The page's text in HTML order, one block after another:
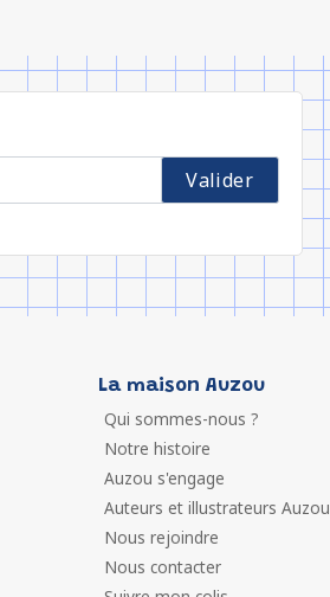
La maison Auzou
Qui sommes-nous ?
Notre histoire
Auzou s'engage
Auteurs et illustrateurs Auzou
Nous rejoindre
Nous contacter